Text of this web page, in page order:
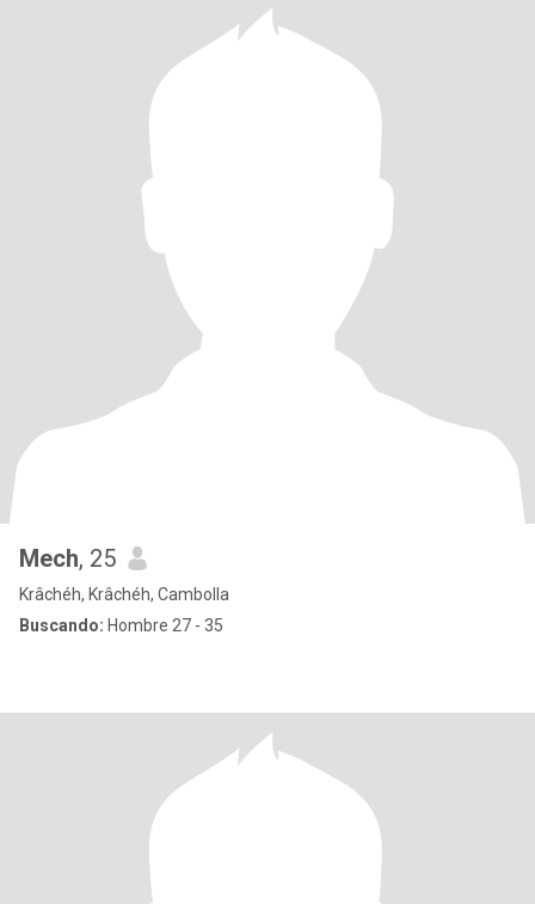
Mech, 25
Krâchéh, Krâchéh, Cambolla
Buscando: Hombre 27 - 35